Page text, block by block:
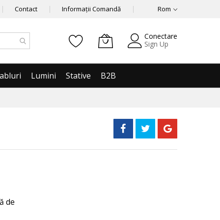
Contact Informații Comandă Rom
Conectare
Sign Up
Lumini Stative B2B
de